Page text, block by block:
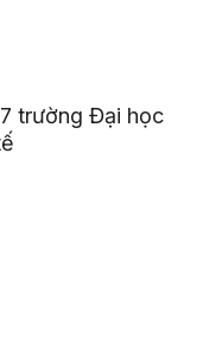
trường Đại học